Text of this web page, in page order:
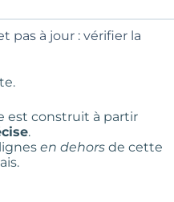
pas à jour : vérifier la
est construit à partir
.
en dehors de cette